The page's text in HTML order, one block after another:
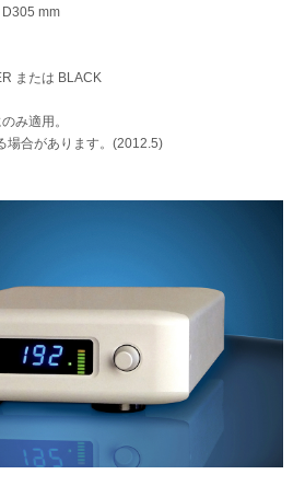
mm
または BLACK
み適用。
場合があります。(2012.5)